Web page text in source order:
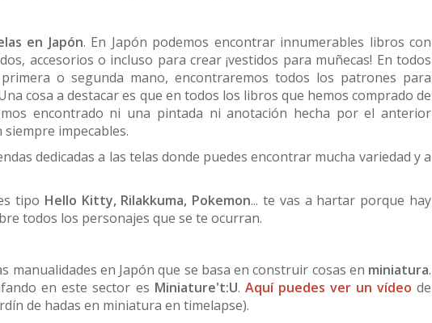
en Japón. En Japón podemos encontrar innumerables libros con
accesorios o incluso para crear ¡vestidos para muñecas! En todos
o segunda mano, encontraremos todos los patrones para
cosa a destacar es que en todos los libros que hemos comprado de
encontrado ni una pintada ni anotación hecha por el anterior
impecables.
dedicadas a las telas donde puedes encontrar mucha variedad y a
tipo Hello Kitty, Rilakkuma, Pokemon... te vas a hartar porque hay
todos los personajes que se te ocurran.
manualidades en Japón que se basa en construir cosas en miniatura.
en este sector es Miniature't:U. Aquí puedes ver un vídeo de
de hadas en miniatura en timelapse).